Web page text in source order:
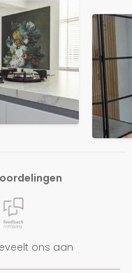
ons aan